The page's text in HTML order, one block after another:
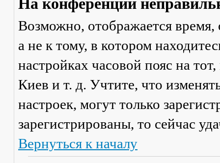
На конференции
Возможно, отображается время,
а не к тому, в котором
настройках часовой пояс на
Киев и т. д. Учтите, что
настроек, могут только
зарегистрированы, то сейчас
Вернуться к началу